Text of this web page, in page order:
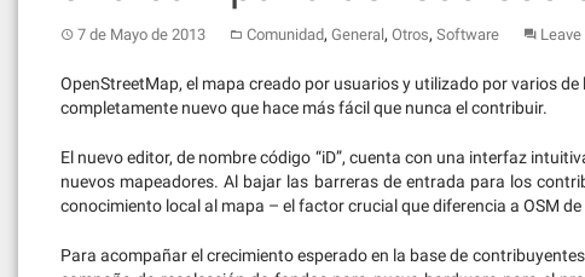
7 de Mayo de 2013 Comunidad, General, Otros, Software
OpenStreetMap, el mapa creado por usuarios y utilizado por varios
completamente nuevo que hace más fácil que nunca el contribuir.
El nuevo editor, de nombre código “iD”, cuenta con una interfaz
nuevos mapeadores. Al bajar las barreras de entrada para los
conocimiento local al mapa – el factor crucial que diferencia a OSM
Para acompañar el crecimiento esperado en la base de